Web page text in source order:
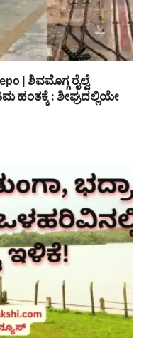
| ಶಿವಮೊಗ್ಗ ರೈಲ್ವೆ
: ಶೀಘ್ರದಲ್ಲಿಯೇ